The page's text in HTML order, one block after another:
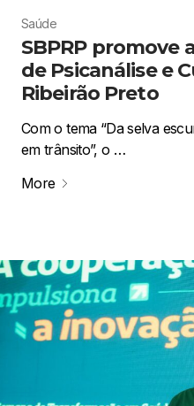
Saúde
SBPRP promove
de Psicanálise e
Ribeirão Preto
Com o tema “Da selva
em trânsito”, o …
More